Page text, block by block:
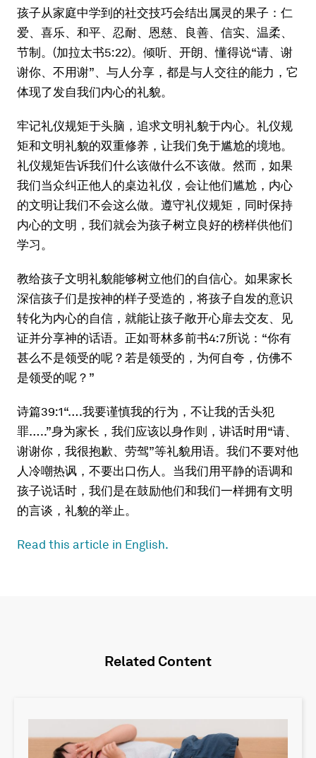
孩子从家庭中学到的社交技巧会结出属灵的果子：仁
爱、喜乐、和平、忍耐、恩慈、良善、信实、温柔、
节制。(加拉太书5:22)。倾听、开朗、懂得说“请、谢
谢你、不用谢”、与人分享，都是与人交往的能力，它
体现了发自我们内心的礼貌。
牢记礼仪规矩于头脑，追求文明礼貌于内心。礼仪规
矩和文明礼貌的双重修养，让我们免于尴尬的境地。
礼仪规矩告诉我们什么该做什么不该做。然而，如果
我们当众纠正他人的桌边礼仪，会让他们尴尬，内心
的文明让我们不会这么做。遵守礼仪规矩，同时保持
内心的文明，我们就会为孩子树立良好的榜样供他们
学习。
教给孩子文明礼貌能够树立他们的自信心。如果家长
深信孩子们是按神的样子受造的，将孩子自发的意识
转化为内心的自信，就能让孩子敞开心扉去交友、见
证并分享神的话语。正如哥林多前书4:7所说：“你有
甚么不是领受的呢？若是领受的，为何自夸，仿佛不
是领受的呢？”
诗篇39:1“….我要谨慎我的行为，不让我的舌头犯
罪…..”身为家长，我们应该以身作则，讲话时用“请、
谢谢你，我很抱歉、劳驾”等礼貌用语。我们不要对他
人冷嘲热讽，不要出口伤人。当我们用平静的语调和
孩子说话时，我们是在鼓励他们和我们一样拥有文明
的言谈，礼貌的举止。
Read this article in English.
Related Content